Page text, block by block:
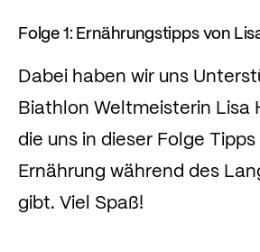
Folge 1: Ernährungstipps von
Dabei haben wir uns
Biathlon Weltmeisterin Lisa
die uns in dieser Folge
Ernährung während des
gibt. Viel Spaß!